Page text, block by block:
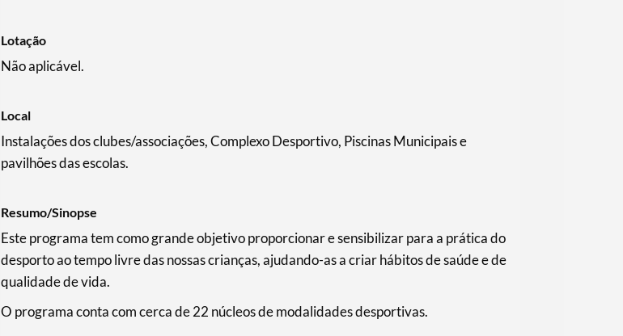
Lotação
Não aplicável.
Local
Instalações dos clubes/associações, Complexo Desportivo, Piscinas Municipais e
pavilhões das escolas.
Resumo/Sinopse
Este programa tem como grande objetivo proporcionar e sensibilizar para a prática do
desporto ao tempo livre das nossas crianças, ajudando-as a criar hábitos de saúde e de
qualidade de vida.
O programa conta com cerca de 22 núcleos de modalidades desportivas.